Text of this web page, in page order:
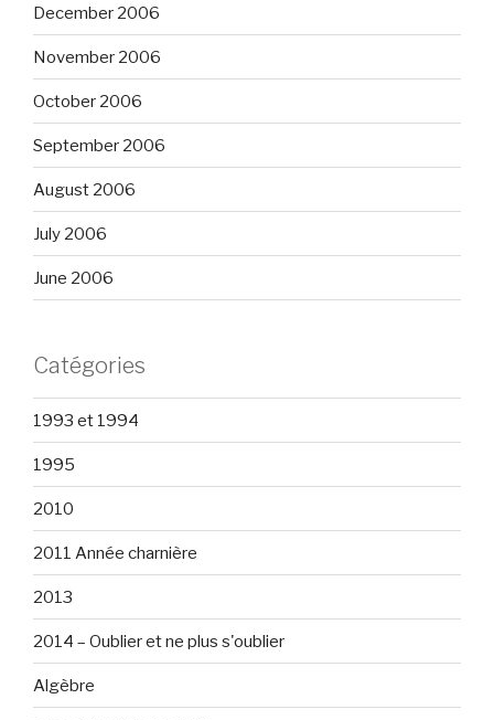
December 2006
November 2006
October 2006
September 2006
August 2006
July 2006
June 2006
Catégories
1993 et 1994
1995
2010
2011 Année charnière
2013
2014 – Oublier et ne plus s'oublier
Algèbre